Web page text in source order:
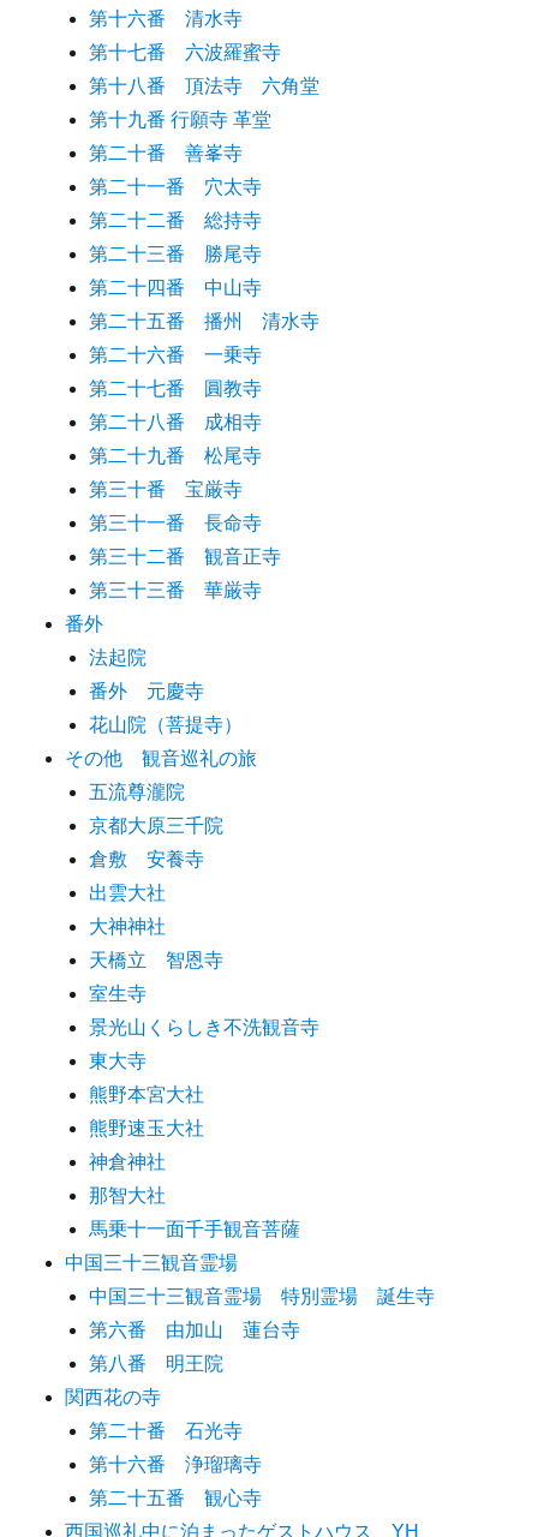
第十六番 清水寺
第十七番 六波羅蜜寺
第十八番 頂法寺 六角堂
第十九番 行願寺 革堂
第二十番 善峯寺
第二十一番 穴太寺
第二十二番 総持寺
第二十三番 勝尾寺
第二十四番 中山寺
第二十五番 播州 清水寺
第二十六番 一乗寺
第二十七番 圓教寺
第二十八番 成相寺
第二十九番 松尾寺
第三十番 宝厳寺
第三十一番 長命寺
第三十二番 観音正寺
第三十三番 華厳寺
番外
法起院
番外 元慶寺
花山院（菩提寺）
その他 観音巡礼の旅
五流尊瀧院
京都大原三千院
倉敷 安養寺
出雲大社
大神神社
天橋立 智恩寺
室生寺
景光山くらしき不洗観音寺
東大寺
熊野本宮大社
熊野速玉大社
神倉神社
那智大社
馬乗十一面千手観音菩薩
中国三十三観音霊場
中国三十三観音霊場 特別霊場 誕生寺
第六番 由加山 蓮台寺
第八番 明王院
関西花の寺
第二十番 石光寺
第十六番 浄瑠璃寺
第二十五番 観心寺
西国巡礼中に泊まったゲストハウス、YH